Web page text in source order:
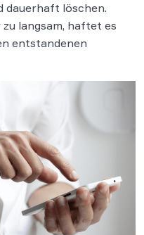
dauerhaft löschen.
langsam, haftet es
entstandenen